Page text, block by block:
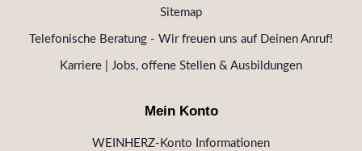
Sitemap
Telefonische Beratung - Wir freuen uns auf Deinen Anruf!
Karriere | Jobs, offene Stellen & Ausbildungen
Mein Konto
WEINHERZ-Konto Informationen